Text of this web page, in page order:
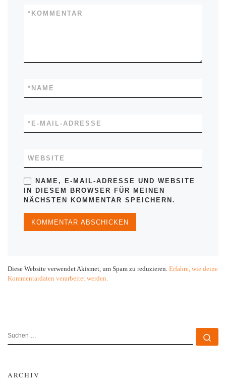
KOMMENTAR
*
NAME
*
E-MAIL-ADRESSE
*
WEBSITE
NAME, E-MAIL-ADRESSE UND WEBSITE
IN DIESEM BROWSER FÜR MEINEN
NÄCHSTEN KOMMENTAR SPEICHERN.
Diese Website verwendet Akismet, um Spam zu reduzieren. Erfahre, wie deine
Kommentardaten verarbeitet werden.
SUCHE
ARCHIV